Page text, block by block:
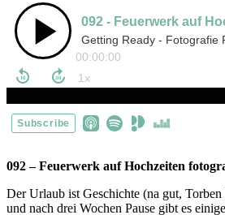
092 – Feuerwerk auf Hochzeiten
Der Urlaub ist Geschichte (na gut,
und nach drei Wochen Pause gibt es